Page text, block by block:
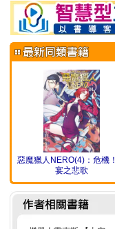
惡魔獵人NERO(4)：危機
宴之悲歌